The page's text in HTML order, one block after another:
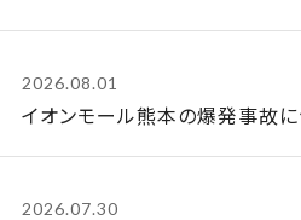
2026.08.01
イオンモール熊本の爆発事故に
2026.07.30